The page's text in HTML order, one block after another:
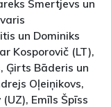
Smertjevs un
un Dominiks
Kosporovič (LT),
Ģirts Bāderis un
Oļeiņikovs,
Emīls Špīss